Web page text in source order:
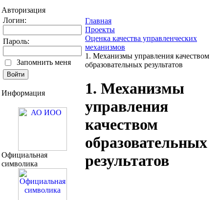
Авторизация
Логин:
Пароль:
Запомнить меня
Информация
Официальная
символика
Главная
Проекты
Оценка качества управленческих
механизмов
1. Механизмы управления качеством
образовательных результатов
1. Механизмы
управления
качеством
образовательных
результатов